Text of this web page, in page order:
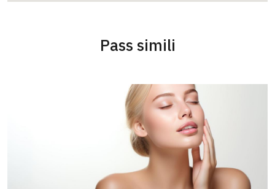
Maddalena S.
“”
Pass simili